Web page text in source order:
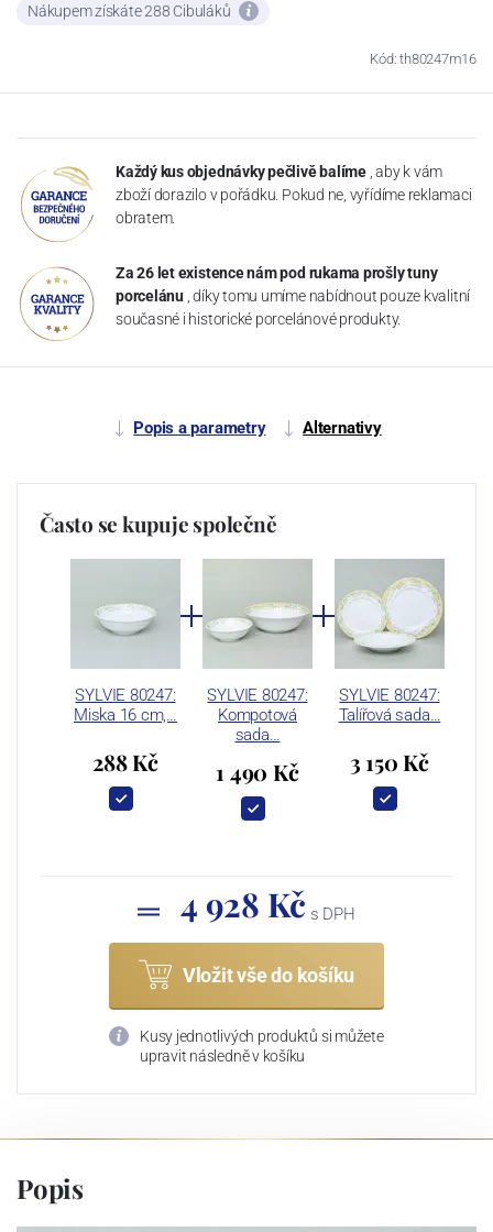
Nákupem získáte 288 Cibuláků
Kód: th80247m16
Každý kus objednávky pečlivě balíme , aby k vám
zboží dorazilo v pořádku. Pokud ne, vyřídíme reklamaci
obratem.
Za 26 let existence nám pod rukama prošly tuny
porcelánu , díky tomu umíme nabídnout pouze kvalitní
současné i historické porcelánové produkty.
Popis a parametry Alternativy
Často se kupuje společně
SYLVIE 80247:
Miska 16 cm,…
288 Kč
SYLVIE 80247:
Kompotová
sada…
1 490 Kč
SYLVIE 80247:
Talířová sada…
3 150 Kč
4 928 Kč s DPH
Vložit vše do košíku
Kusy jednotlivých produktů si můžete
upravit následně v košíku
Popis